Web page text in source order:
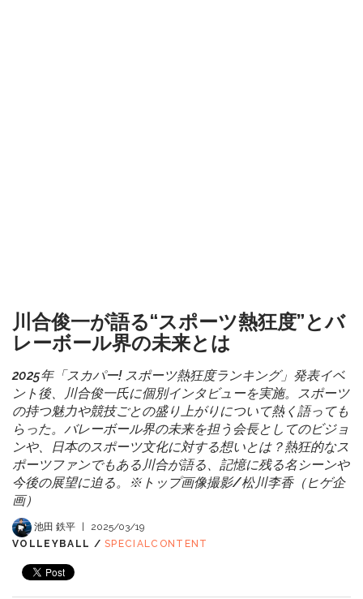
川合俊一が語る“スポーツ熱狂度”とバ
レーボール界の未来とは
2025年「スカパー! スポーツ熱狂度ランキング」発表イベ
ント後、川合俊一氏に個別インタビューを実施。スポーツ
の持つ魅力や競技ごとの盛り上がりについて熱く語っても
らった。バレーボール界の未来を担う会長としてのビジョ
ンや、日本のスポーツ文化に対する想いとは？熱狂的なス
ポーツファンでもある川合が語る、記憶に残る名シーンや
今後の展望に迫る。※トップ画像撮影/松川李香（ヒゲ企
画）
池田 鉄平 |
2025/03/19
VOLLEYBALL / SPECIALCONTENT